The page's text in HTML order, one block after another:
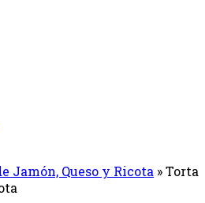
Jamón, Queso y Ricota »Torta